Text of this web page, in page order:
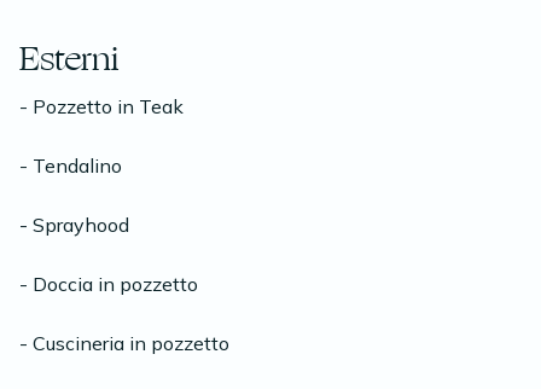
Esterni
- Pozzetto in Teak
- Tendalino
- Sprayhood
- Doccia in pozzetto
- Cuscineria in pozzetto